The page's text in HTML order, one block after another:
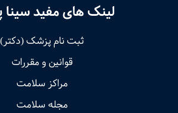
لینک های مفید
ثبت نام پزشک (دکتر)
قوانین و مقررات
مراکز سلامت
مجله سلامت